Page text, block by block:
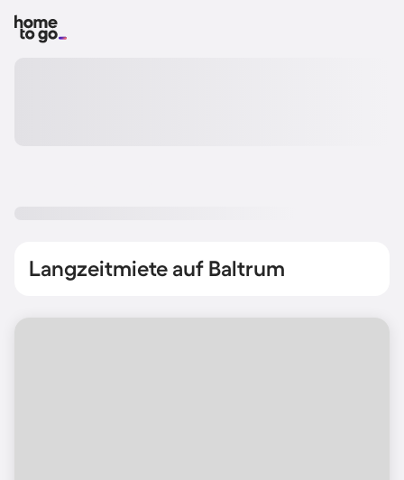
Langzeitmiete auf Baltrum